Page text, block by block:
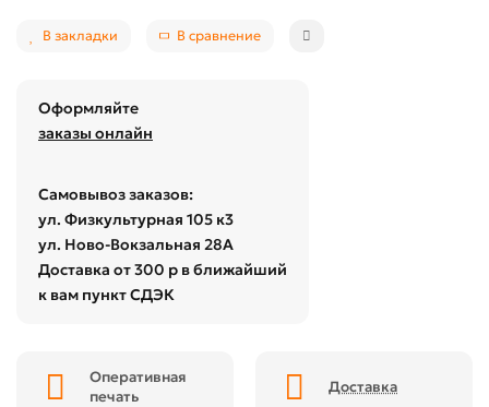
В закладки В сравнение
Оформляйте
заказы онлайн
Самовывоз заказов:
ул. Физкультурная 105 к3
ул. Ново-Вокзальная 28А
Доставка от 300 р в ближайший
к вам пункт СДЭК
Оперативная
печать
Доставка